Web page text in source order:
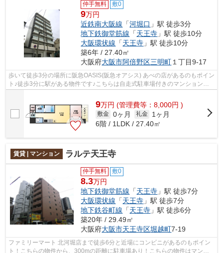
仲手無料 敷0
9万円
近鉄南大阪線 「河堀口 」駅 徒歩3分
地下鉄御堂筋線 「天王寺 」駅 徒歩10分
大阪環状線 「天王寺 」駅 徒歩10分
築6年 / 27.40㎡
大阪府大阪市阿倍野区三明町１丁目9-17
歩いて徒歩3分の場所に阪急OASIS(阪急オアシス) あべの店があるのもポイン
ト♪徒歩3分に駅がある物件です♪こちらは自走式駐車場付きのマンションで
9万円 (管理費等：8,000円 )
敷金 0ヶ月 礼金
1ヶ月
6階 / 1LDK / 27.40㎡
賃貸 | マンション ラルテ天王寺
仲手無料 敷0
8.3万円
地下鉄御堂筋線 「天王寺 」駅 徒歩7分
大阪環状線 「天王寺 」駅 徒歩7分
地下鉄谷町線 「天王寺 」駅 徒歩6分
築20年 / 29.49㎡
大阪府大阪市天王寺区堀越町7-19
ファミリーマート 北河堀店まで徒歩6分と近場にコンビニがあるのもポイン
ト！こちらの物件から、300mの距離に駐車場あり！こちらの物件はマンシ